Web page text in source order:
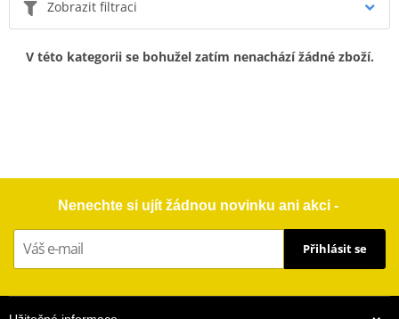
Zobrazit filtraci
V této kategorii se bohužel zatím nenachází žádné zboží.
Nenechte si ujít žádnou novinku ani akci -
Přihlásit se